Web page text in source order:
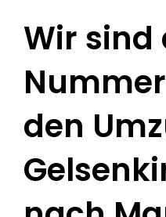
Wir sind
den